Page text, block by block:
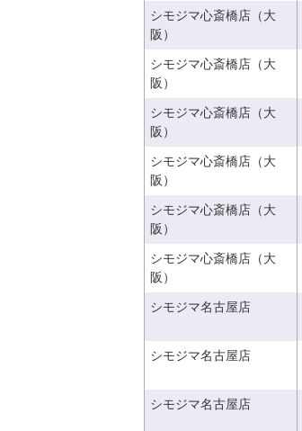
シモジマ心斎橋店（大
阪）
シモジマ心斎橋店（大
阪）
シモジマ心斎橋店（大
阪）
シモジマ心斎橋店（大
阪）
シモジマ心斎橋店（大
阪）
シモジマ心斎橋店（大
阪）
シモジマ名古屋店
シモジマ名古屋店
シモジマ名古屋店